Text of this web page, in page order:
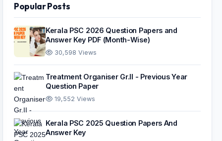
Popular Posts
Kerala PSC 2026 Question Papers and
Answer Key PDF (Month-Wise)
30,598 Views
Treatment Organiser Gr.II - Previous Year
Question Paper
19,552 Views
Kerala PSC 2025 Question Papers And
Answer Key